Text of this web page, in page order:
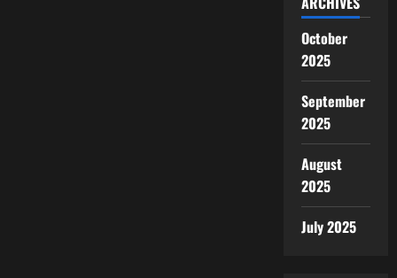
October
2025
September
2025
August
2025
July 2025